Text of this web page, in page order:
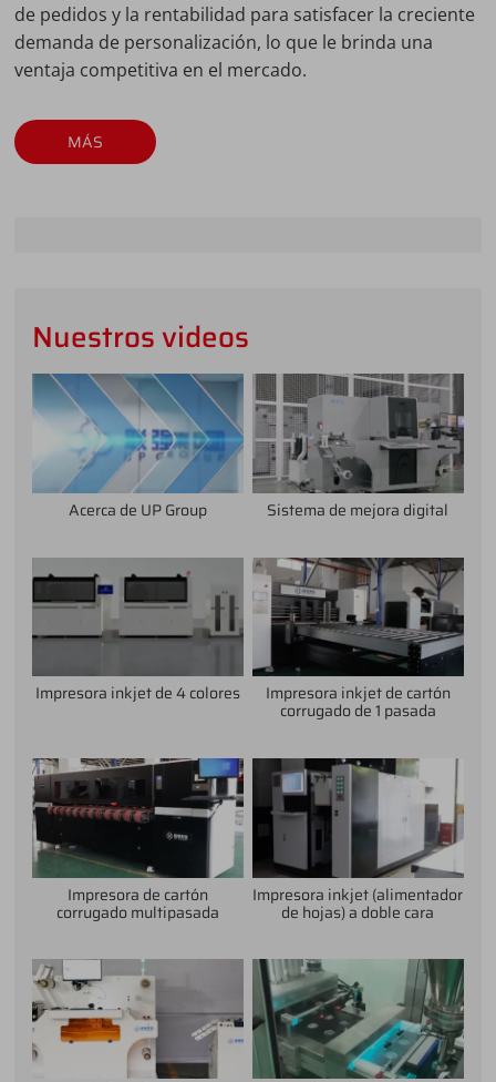
de pedidos y la rentabilidad para satisfacer la creciente
demanda de personalización, lo que le brinda una
ventaja competitiva en el mercado.
MÁS
Nuestros videos
Acerca de UP Group Sistema de mejora digital
Impresora inkjet de 4 colores Impresora inkjet de cartón
corrugado de 1 pasada
Impresora de cartón
corrugado multipasada
Impresora inkjet (alimentador
de hojas) a doble cara